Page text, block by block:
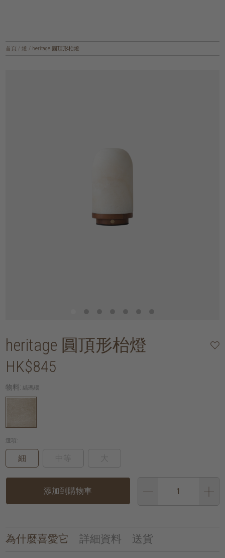
首頁 / 燈 / heritage 圓頂形枱燈
heritage 圓頂形枱燈
HK$845
物料: 縞瑪瑙
選項:
細
添加到購物車
為什麼喜愛它 詳細資料 送貨